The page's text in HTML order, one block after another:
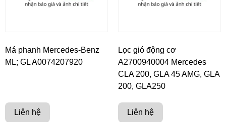
Má phanh Mercedes-Benz
ML; GL A0074207920
Liên hệ
Lọc gió động cơ
A2700940004 Mercedes
CLA 200, GLA 45 AMG, GLA
200, GLA250
Liên hệ